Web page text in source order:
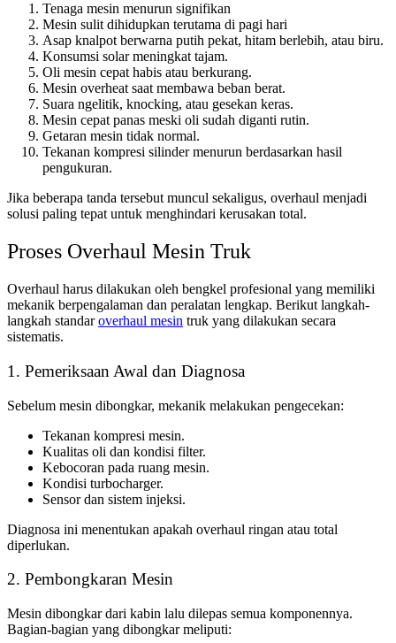
Tenaga mesin menurun signifikan
Mesin sulit dihidupkan terutama di pagi hari
Asap knalpot berwarna putih pekat, hitam berlebih, atau biru.
Konsumsi solar meningkat tajam.
Oli mesin cepat habis atau berkurang.
Mesin overheat saat membawa beban berat.
Suara ngelitik, knocking, atau gesekan keras.
Mesin cepat panas meski oli sudah diganti rutin.
Getaran mesin tidak normal.
Tekanan kompresi silinder menurun berdasarkan hasil
pengukuran.
Jika beberapa tanda tersebut muncul sekaligus, overhaul menjadi
solusi paling tepat untuk menghindari kerusakan total.
Proses Overhaul Mesin Truk
Overhaul harus dilakukan oleh bengkel profesional yang memiliki
mekanik berpengalaman dan peralatan lengkap. Berikut langkah-
langkah standaroverhaul mesin truk yang dilakukan secara
sistematis.
1. Pemeriksaan Awal dan Diagnosa
Sebelum mesin dibongkar, mekanik melakukan pengecekan:
Tekanan kompresi mesin.
Kualitas oli dan kondisi filter.
Kebocoran pada ruang mesin.
Kondisi turbocharger.
Sensor dan sistem injeksi.
Diagnosa ini menentukan apakah overhaul ringan atau total
diperlukan.
2. Pembongkaran Mesin
Mesin dibongkar dari kabin lalu dilepas semua komponennya.
Bagian-bagian yang dibongkar meliputi: